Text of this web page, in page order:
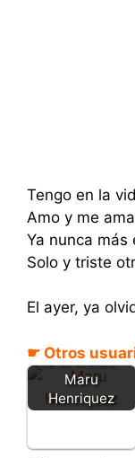
Tengo en la
Amo y me
Ya nunca más
Solo y triste
El ayer, ya
☛ Otros
Ya te olvide -
Maru
Henriquez